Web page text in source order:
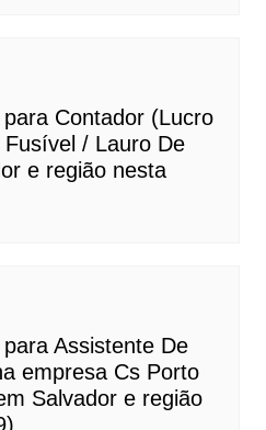
Contador (Lucro
/ Lauro De
e região nesta
Assistente De
empresa Cs Porto
Salvador e região